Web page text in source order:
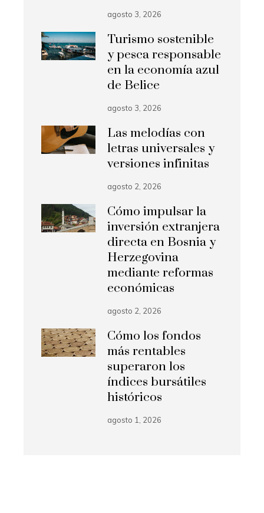
agosto 3, 2026
Turismo sostenible
y pesca responsable
en la economía azul
de Belice
agosto 3, 2026
Las melodías con
letras universales y
versiones infinitas
agosto 2, 2026
Cómo impulsar la
inversión extranjera
directa en Bosnia y
Herzegovina
mediante reformas
económicas
agosto 2, 2026
Cómo los fondos
más rentables
superaron los
índices bursátiles
históricos
agosto 1, 2026